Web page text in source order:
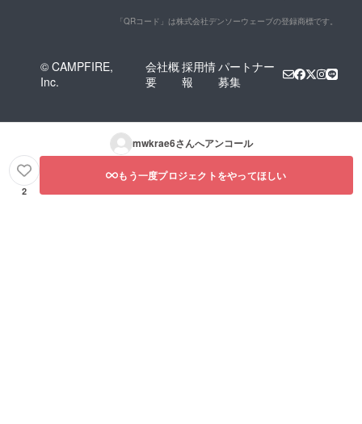
「QRコード」は株式会社デンソーウェーブの登録商標です。
© CAMPFIRE,
Inc.
会社概
要
採用情
報
パートナー
募集
mwkrae6さんへアンコール
2
もう一度プロジェクトをやってほしい